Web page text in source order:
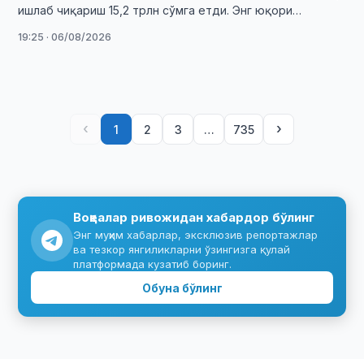
ишлаб чиқариш 15,2 трлн сўмга етди. Энг юқори
19:25 · 06/08/2026
‹ 1 2 3 … 735 ›
Воқеалар ривожидан хабардор бўлинг
Энг муҳим хабарлар, эксклюзив репортажлар
ва тезкор янгиликларни ўзингизга қулай
платформада кузатиб боринг.
Обуна бўлинг